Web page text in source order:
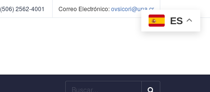
(506) 2562-4001 Correo Electrónico:ovsicori@una.cr
ES
Buscar...